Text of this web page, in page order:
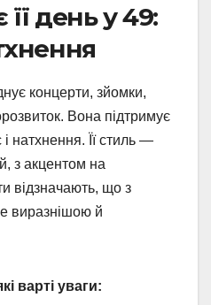
день у 49:
концерти, зйомки,
Вона підтримує
натхнення. Її стиль —
з акцентом на
відзначають, що з
виразнішою й
варті уваги: